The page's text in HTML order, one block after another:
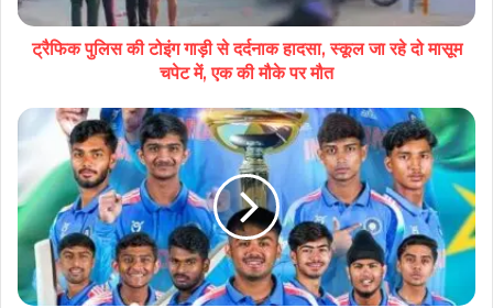
ट्रैफिक पुलिस की टोइंग गाड़ी से दर्दनाक हादसा, स्कूल जा रहे दो मासूम
चपेट में, एक की मौके पर मौत